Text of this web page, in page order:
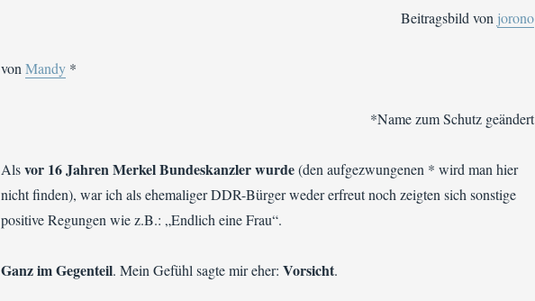
Beitragsbild von jorono
von Mandy*
*Name zum Schutz geändert
Alsvor 16 Jahren Merkel Bundeskanzler wurde(den aufgezwungenen * wird man hier
nicht finden), war ich als ehemaliger DDR-Bürger weder erfreut noch zeigten sich sonstige
positive Regungen wie z.B.: „Endlich eine Frau“.
Ganz im Gegenteil. Mein Gefühl sagte mir eher: Vorsicht.